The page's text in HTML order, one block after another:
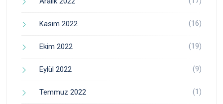
Kasım 2022 (16)
Ekim 2022 (19)
Eylül 2022 (9)
Temmuz 2022 (1)